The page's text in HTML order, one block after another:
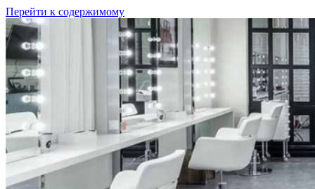
Перейти к содержимому